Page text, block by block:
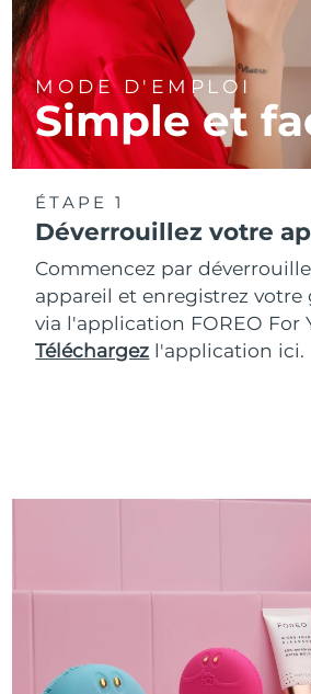
MODE D'EMPLOI
Simple et
ÉTAPE 1
Déverrouillez votre
Commencez par
appareil et enregistrez votre
via l'application FOREO For
Téléchargez l'application ici.